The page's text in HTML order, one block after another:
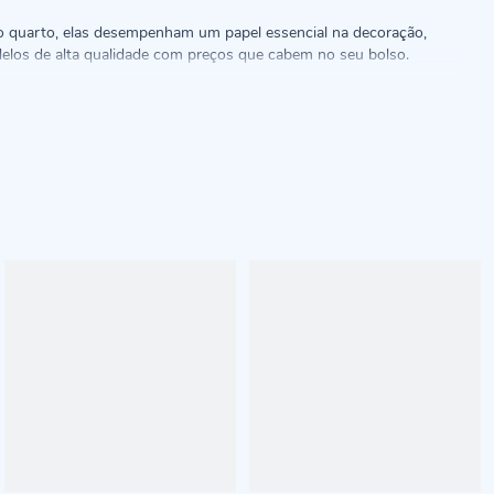
elas desempenham um papel essencial na decoração,
de alta qualidade com preços que cabem no seu bolso.